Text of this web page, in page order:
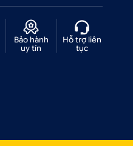
Bảo hành
uy tín
Hỗ trợ liên
tục